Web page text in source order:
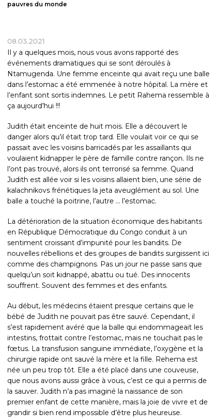
pauvres du monde
08.03.2021
Il y a quelques mois, nous vous avons rapporté des
événements dramatiques qui se sont déroulés à
Ntamugenda. Une femme enceinte qui avait reçu une balle
dans l’estomac a été emmenée à notre hôpital. La mère et
l’enfant sont sortis indemnes. Le petit Rahema ressemble à
ça aujourd’hui !!!
Judith était enceinte de huit mois. Elle a découvert le
danger alors qu’il était trop tard. Elle voulait voir ce qui se
passait avec les voisins barricadés par les assaillants qui
voulaient kidnapper le père de famille contre rançon. Ils ne
l’ont pas trouvé, alors ils ont terrorisé sa femme. Quand
Judith est allée voir si les voisins allaient bien, une série de
kalachnikovs frénétiques la jeta aveuglément au sol. Une
balle a touché la poitrine, l’autre … l’estomac.
La détérioration de la situation économique des habitants
en République Démocratique du Congo conduit à un
sentiment croissant d’impunité pour les bandits. De
nouvelles rébellions et des groupes de bandits surgissent ici
comme des champignons. Pas un jour ne passe sans que
quelqu’un soit kidnappé, abattu ou tué. Des innocents
souffrent. Souvent des femmes et des enfants.
Au début, les médecins étaient presque certains que le
bébé de Judith ne pouvait pas être sauvé. Cependant, il
s’est rapidement avéré que la balle qui endommageait les
intestins, frottait contre l’estomac, mais ne touchait pas le
fœtus. La transfusion sanguine immédiate, l’oxygène et la
chirurgie rapide ont sauvé la mère et la fille. Rehema est
née un peu trop tôt. Elle a été placé dans une couveuse,
que nous avons aussi grâce à vous, c’est ce qui a permis de
la sauver. Judith n’a pas imaginé la naissance de son
premier enfant de cette manière, mais la joie de vivre et de
grandir si bien rend impossible d’être plus heureuse.